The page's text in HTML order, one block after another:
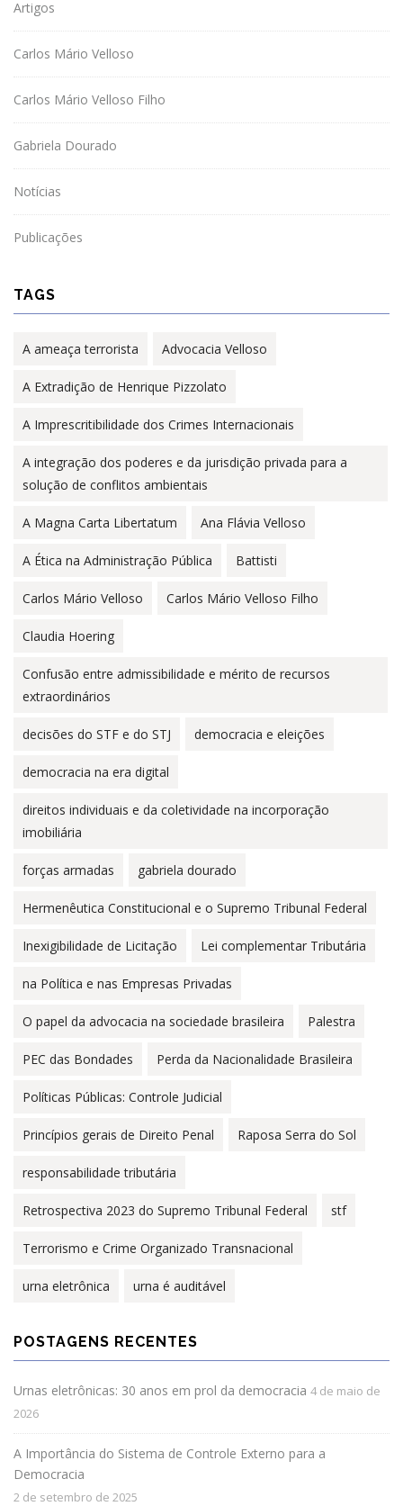
Artigos
Carlos Mário Velloso
Carlos Mário Velloso Filho
Gabriela Dourado
Notícias
Publicações
TAGS
A ameaça terrorista Advocacia Velloso
A Extradição de Henrique Pizzolato
A Imprescritibilidade dos Crimes Internacionais
A integração dos poderes e da jurisdição privada para a
solução de conflitos ambientais
A Magna Carta Libertatum Ana Flávia Velloso
A Ética na Administração Pública Battisti
Carlos Mário Velloso Carlos Mário Velloso Filho
Claudia Hoering
Confusão entre admissibilidade e mérito de recursos
extraordinários
decisões do STF e do STJ democracia e eleições
democracia na era digital
direitos individuais e da coletividade na incorporação
imobiliária
forças armadas gabriela dourado
Hermenêutica Constitucional e o Supremo Tribunal Federal
Inexigibilidade de Licitação Lei complementar Tributária
na Política e nas Empresas Privadas
O papel da advocacia na sociedade brasileira Palestra
PEC das Bondades Perda da Nacionalidade Brasileira
Políticas Públicas: Controle Judicial
Princípios gerais de Direito Penal Raposa Serra do Sol
responsabilidade tributária
Retrospectiva 2023 do Supremo Tribunal Federal stf
Terrorismo e Crime Organizado Transnacional
urna eletrônica urna é auditável
POSTAGENS RECENTES
Urnas eletrônicas: 30 anos em prol da democracia 4 de maio de
2026
A Importância do Sistema de Controle Externo para a
Democracia
2 de setembro de 2025